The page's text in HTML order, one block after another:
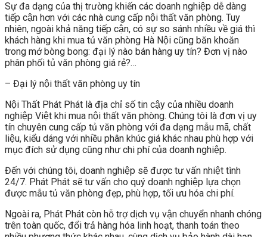
Sự đa dạng của thị trường khiến các doanh nghiệp dễ dàng
tiếp cận hơn với các nhà cung cấp nội thất văn phòng. Tuy
nhiên, ngoài khả năng tiếp cận, có sự so sánh nhiều về giá thì
khách hàng khi mua tủ văn phòng Hà Nội cũng băn khoăn
trong mớ bòng bong: đại lý nào bán hàng uy tín? Đơn vị nào
phân phối tủ văn phòng giá rẻ?…
– Đại lý nội thất văn phòng uy tín
Nội Thất Phát Phát là địa chỉ số tin cậy của nhiều doanh
nghiệp Việt khi mua nội thất văn phòng. Chúng tôi là đơn vị uy
tín chuyên cung cấp tủ văn phòng với đa dạng mẫu mã, chất
liệu, kiểu dáng với nhiều phân khúc giá khác nhau phù hợp với
mục đích sử dụng cũng như chi phí của doanh nghiệp.
Đến với chúng tôi, doanh nghiệp sẽ được tư vấn nhiệt tình
24/7. Phát Phát sẽ tư vấn cho quý doanh nghiệp lựa chọn
được mẫu tủ văn phòng đẹp, phù hợp, tối ưu hóa chi phí.
Ngoài ra, Phát Phát còn hỗ trợ dịch vụ vận chuyển nhanh chóng
trên toàn quốc, đổi trả hàng hóa linh hoạt, thanh toán theo